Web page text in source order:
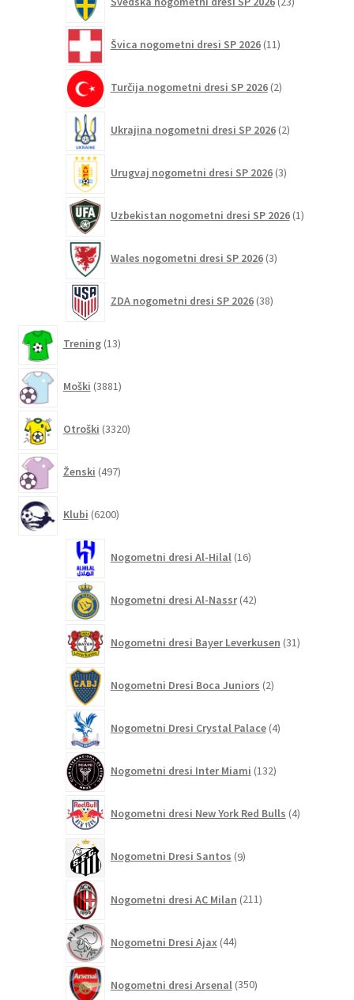
izdelkov
Švica nogometni dresi SP 2026 11izdelkov
Turčija nogometni dresi SP 2026 2izdelka
Ukrajina nogometni dresi SP 2026 2izdelka
Urugvaj nogometni dresi SP 2026 3izdelki
Uzbekistan nogometni dresi SP 2026 1izdelek
Wales nogometni dresi SP 2026 3izdelki
ZDA nogometni dresi SP 2026 38izdelkov
Trening 13izdelkov
Moški 3881izdelkov
Otroški 3320izdelkov
Ženski 497izdelkov
Klubi 6200izdelkov
Nogometni dresi Al-Hilal 16izdelkov
Nogometni dresi Al-Nassr 42izdelkov
Nogometni dresi Bayer Leverkusen 31izdelkov
Nogometni Dresi Boca Juniors 2izdelka
Nogometni Dresi Crystal Palace 4izdelki
Nogometni dresi Inter Miami 132izdelkov
Nogometni dresi New York Red Bulls 4izdelki
Nogometni Dresi Santos 9izdelkov
Nogometni dresi AC Milan 211izdelkov
Nogometni Dresi Ajax 44izdelkov
Nogometni dresi Arsenal 350izdelkov